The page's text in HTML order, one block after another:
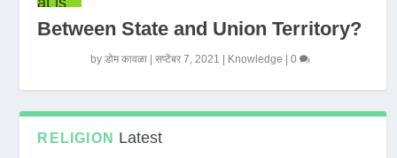
Between State and Union Territory?
byडोम कावळा |सप्टेंबर 7, 2021 Knowledge |0
RELIGION Latest